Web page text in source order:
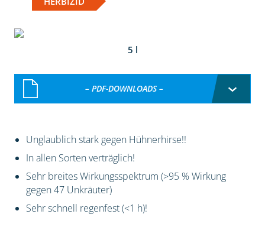
5 l
– PDF-DOWNLOADS –
Unglaublich stark gegen Hühnerhirse!!
In allen Sorten verträglich!
Sehr breites Wirkungsspektrum (>95 % Wirkung
gegen 47 Unkräuter)
Sehr schnell regenfest (<1 h)!